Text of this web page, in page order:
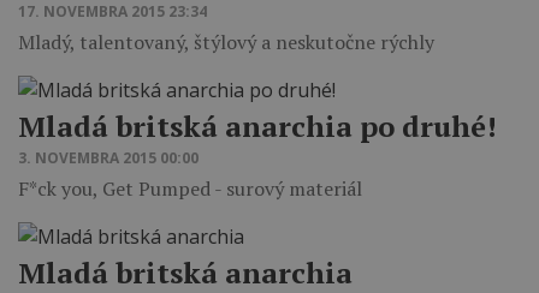
17. NOVEMBRA 2015 23:34
Mladý, talentovaný, štýlový a neskutočne rýchly
Mladá britská anarchia po druhé!
3. NOVEMBRA 2015 00:00
F*ck you, Get Pumped - surový materiál
Mladá britská anarchia